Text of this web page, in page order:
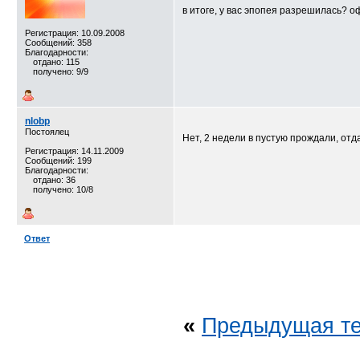
Регистрация: 10.09.2008
Сообщений: 358
Благодарности:
отдано: 115
получено: 9/9
в итоге, у вас эпопея разрешилась?
nlobp
Постоялец
Регистрация: 14.11.2009
Сообщений: 199
Благодарности:
отдано: 36
получено: 10/8
Нет, 2 недели в пустую прождали,
Ответ
« Предыдущая